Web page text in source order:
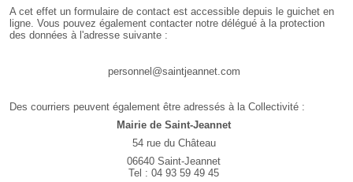
A cet effet un formulaire de contact est accessible depuis le guichet en
ligne. Vous pouvez également contacter notre délégué à la protection
des données à l'adresse suivante :
personnel@saintjeannet.com
Des courriers peuvent également être adressés à la Collectivité :
Mairie de Saint-Jeannet
54 rue du Château
06640 Saint-Jeannet
Tel : 04 93 59 49 45